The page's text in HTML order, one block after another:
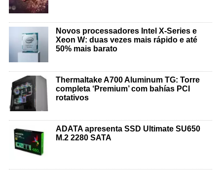
Novos processadores Intel X-Series e
Xeon W: duas vezes mais rápido e até
50% mais barato
Thermaltake A700 Aluminum TG: Torre
completa ‘Premium’ com bahías PCI
rotativos
ADATA apresenta SSD Ultimate SU650
M.2 2280 SATA